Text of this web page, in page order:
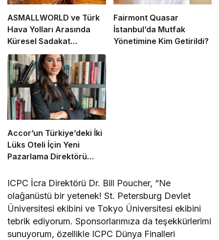
ASMALLWORLD ve Türk
Hava Yolları Arasında
Küresel Sadakat
Programı İşbirliği
Fairmont Quasar
İstanbul’da Mutfak
Yönetimine Kim Getirildi?
Accor’un Türkiye’deki İki
Lüks Oteli İçin Yeni
Pazarlama Direktörü
ICPC İcra Direktörü Dr. Bill Poucher, “Ne
olağanüstü bir yetenek! St. Petersburg Devlet
Üniversitesi ekibini ve Tokyo Üniversitesi ekibini
tebrik ediyorum. Sponsorlarımıza da teşekkürlerimi
sunuyorum, özellikle ICPC Dünya Finalleri